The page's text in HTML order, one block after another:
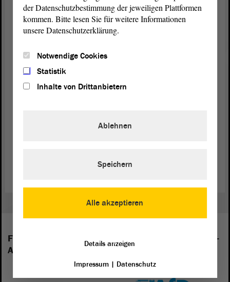
Die Marktpreise müssen die Wahrheit über den
Produktionsaufwand von landwirtschaftlichen
Erzeugnissen sprechen. Das schafft faire
die Tierkörperbeseitigung auch bezahlen zu
Wir lehnen den Gesetzentwurf ab.
Folgende Fraktionen sind im Landtag von Sachsen-
Anhalt vertreten:
der Datenschutzbestimmung der jeweiligen Plattformen
kommen. Bitte lesen Sie für weitere Informationen
unsere Datenschutzerklärung.
Notwendige Cookies
Statistik
Inhalte von Drittanbietern
Alle akzeptieren
Ablehnen
Speichern
Details anzeigen
Impressum| Datenschutz